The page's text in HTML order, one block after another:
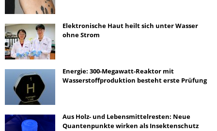
Elektronische Haut heilt sich unter Wasser
ohne Strom
Energie: 300-Megawatt-Reaktor mit
Wasserstoffproduktion besteht erste Prüfung
Aus Holz- und Lebensmittelresten: Neue
Quantenpunkte wirken als Insektenschutz